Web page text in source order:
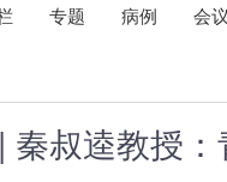
专题 病例 会
叔逵教授